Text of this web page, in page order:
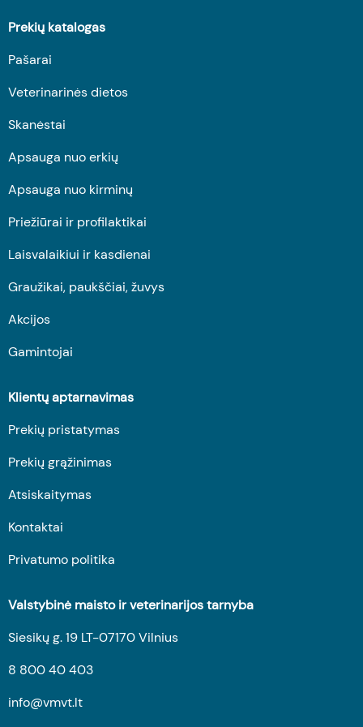
Prekių katalogas
Pašarai
Veterinarinės dietos
Skanėstai
Apsauga nuo erkių
Apsauga nuo kirminų
Priežiūrai ir profilaktikai
Laisvalaikiui ir kasdienai
Graužikai, paukščiai, žuvys
Akcijos
Gamintojai
Klientų aptarnavimas
Prekių pristatymas
Prekių grąžinimas
Atsiskaitymas
Kontaktai
Privatumo politika
Valstybinė maisto ir veterinarijos tarnyba
Siesikų g. 19 LT-07170 Vilnius
8 800 40 403
info@vmvt.lt